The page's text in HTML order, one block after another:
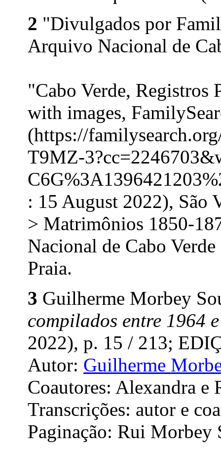
2 "Divulgados por
Arquivo Nacional de
"Cabo Verde, Registros
with images,
(https://
T9MZ-
: 15 August 2022), São
> Matrimônios 1850-
Nacional de Cabo
Praia.
3 Guilherme Morbey
compilados entre 1964
2022), p. 15 / 213;
Autor: Guilherme
Coautores: Alexandra e
Transcrições: autor e
Paginação: Rui Morbey